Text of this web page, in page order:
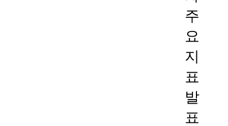
주
요
지
표
발
표